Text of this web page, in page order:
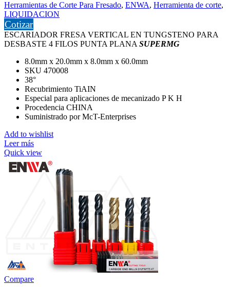
Herramientas de Corte Para Fresado, ENWA, Herramienta de corte,
LIQUIDACION
Cotizar
ESCARIADOR FRESA VERTICAL EN TUNGSTENO PARA
DESBASTE 4 FILOS PUNTA PLANASUPERMG
8.0mm x 20.0mm x 8.0mm x 60.0mm
SKU 470008
38°
Recubrimiento TiAIN
Especial para aplicaciones de mecanizado P K H
Procedencia CHINA
Suministrado por McT-Enterprises
Add to wishlist
Leer más
Quick view
Compare